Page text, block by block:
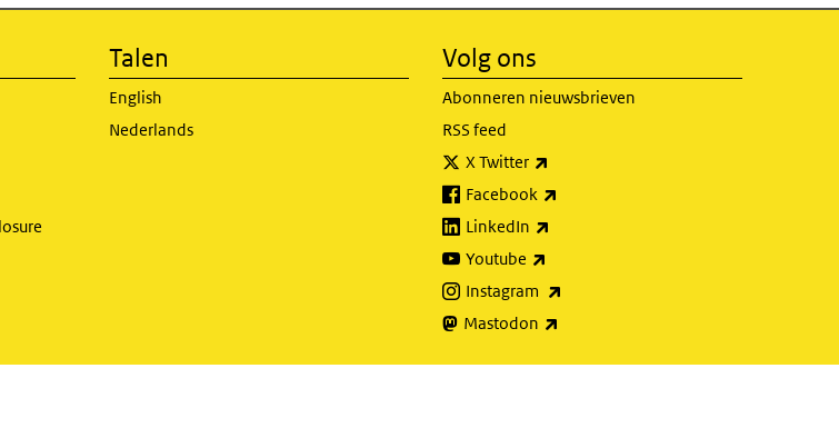
Talen
English
Nederlands
Volg ons
Abonneren nieuwsbrieven
RSS feed
X Twitter
Facebook
LinkedIn
Youtube
Instagram
Mastodon